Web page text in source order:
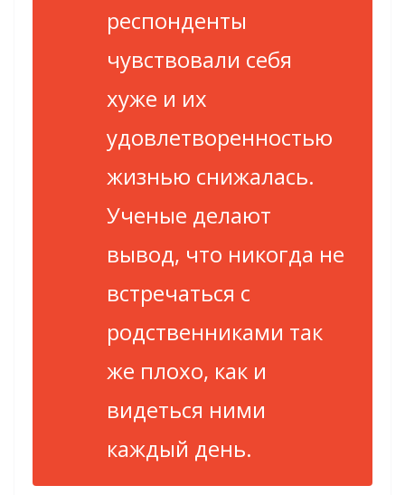
респонденты
чувствовали себя
хуже и их
удовлетворенностью
жизнью снижалась.
Ученые делают
вывод, что никогда не
встречаться с
родственниками так
же плохо, как и
видеться ними
каждый день.